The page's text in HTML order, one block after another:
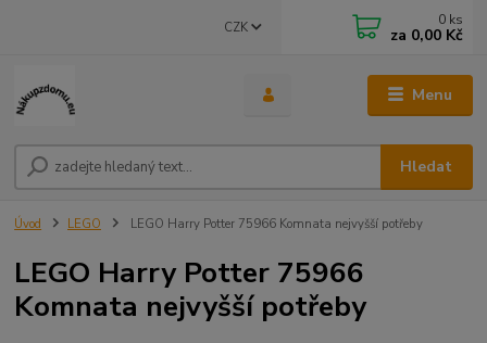
Menu
CZK
Hledat
0 ks
za 0,00 Kč
Úvod LEGO LEGO Harry Potter 75966 Komnata nejvyšší potřeby
LEGO Harry Potter 75966
Komnata nejvyšší potřeby